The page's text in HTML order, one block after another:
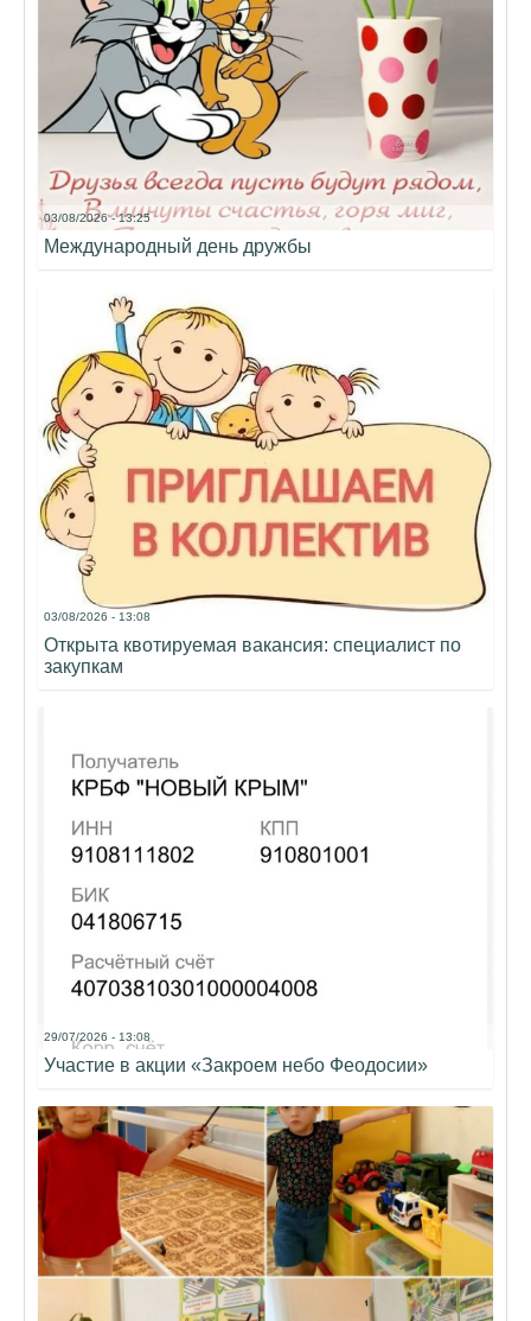
03/08/2026 - 13:25
Международный день дружбы
03/08/2026 - 13:08
Открыта квотируемая вакансия: специалист по
закупкам
29/07/2026 - 13:08
Участие в акции «Закроем небо Феодосии»